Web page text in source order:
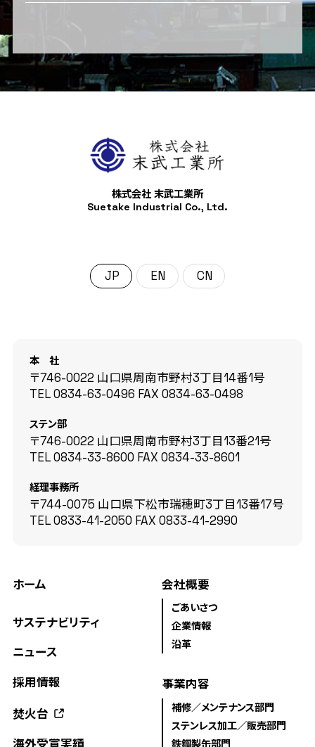
株式会社 末武工業所
Suetake Industrial Co., Ltd.
日本語 English 中文 (中国)
本 社
〒746-0022 山口県周南市野村3丁目14番1号
TEL0834-63-0496 FAX 0834-63-0498
ステン部
〒746-0022 山口県周南市野村3丁目13番21号
TEL0834-33-8600 FAX 0834-33-8601
経理事務所
〒744-0075 山口県下松市瑞穂町3丁目13番17号
TEL0833-41-2050 FAX 0833-41-2990
ホーム
サステナビリティ
ニュース
採用情報
焚火台
海外受賞実績
会社概要
ごあいさつ
企業情報
沿革
事業内容
補修／メンテナンス部門
ステンレス加工／販売部門
鉄鋼製缶部門